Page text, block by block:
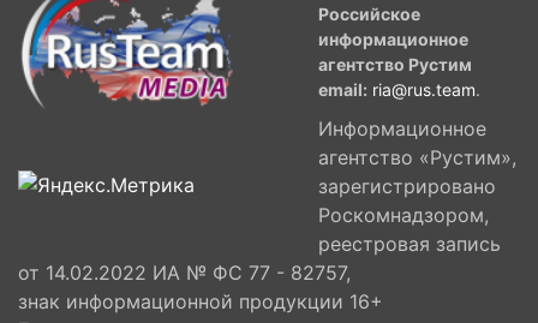
Российское
информационное
агентство Рустим
email: ria@rus.team.
Информационное
агентство «Рустим»,
зарегистрировано
Роскомнадзором,
реестровая запись
от 14.02.2022 ИА № ФС 77 - 82757,
знак информационной продукции 16+